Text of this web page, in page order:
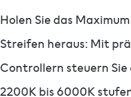
Holen Sie das
Streifen heraus: Mit
Controllern steuern
2200K bis 6000K